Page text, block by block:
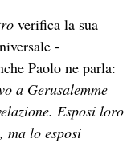
verifica la sua
-
Paolo ne parla:
a Gerusalemme
Esposi loro
ma lo esposi